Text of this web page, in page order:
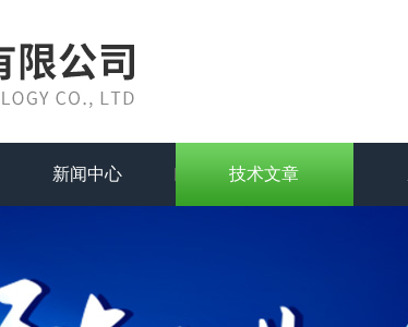
新闻中心 技术文章